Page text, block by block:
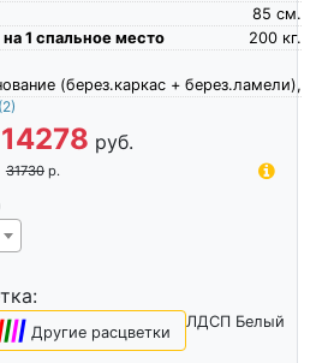
см.
85
1 спальное место
кг.
200
(берез.каркас + берез.ламели),
(2)
14278 руб.
31730 р.
ЛДСП Белый
||| Другие расцветки